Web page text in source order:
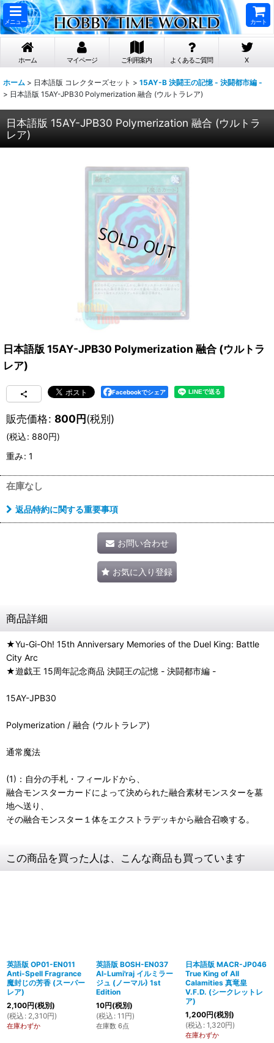
メニュー カート
ホーム マイページ ご利用案内 よくあるご質問 X
ホーム > 日本語版 コレクターズセット > 15AY-B 決闘王の記憶 - 決闘都市編 -
> 日本語版 15AY-JPB30 Polymerization 融合 (ウルトラレア)
日本語版 15AY-JPB30 Polymerization 融合 (ウルトラ
レア)
日本語版 15AY-JPB30 Polymerization 融合 (ウルトラ
レア)
Facebookでシェア
販売価格: 800円(税別)
(税込: 880円)
重み: 1
在庫なし
返品特約に関する重要事項
お問い合わせ
お気に入り登録
商品詳細
★Yu-Gi-Oh! 15th Anniversary Memories of the Duel King: Battle
City Arc
★遊戯王 15周年記念商品 決闘王の記憶 - 決闘都市編 -
15AY-JPB30
Polymerization / 融合 (ウルトラレア)
通常魔法
(1)：自分の手札・フィールドから、
融合モンスターカードによって決められた融合素材モンスターを墓
地へ送り、
その融合モンスター１体をエクストラデッキから融合召喚する。
この商品を買った人は、こんな商品も買っています
英語版 OP01-EN011
Anti-Spell Fragrance
魔封じの芳香 (スーパー
レア)
2,100円(税別)
(税込 : 2,310円)
在庫わずか
英語版 BOSH-EN037
Al-Lumi'raj イルミラー
ジュ (ノーマル) 1st
Edition
10円(税別)
(税込 : 11 円)
在庫数 6点
日本語版 MACR-JP046
True King of All
Calamities 真竜皇
V.F.D. (シークレットレ
ア)
1,200円(税別)
(税込 : 1,320円)
在庫わずか